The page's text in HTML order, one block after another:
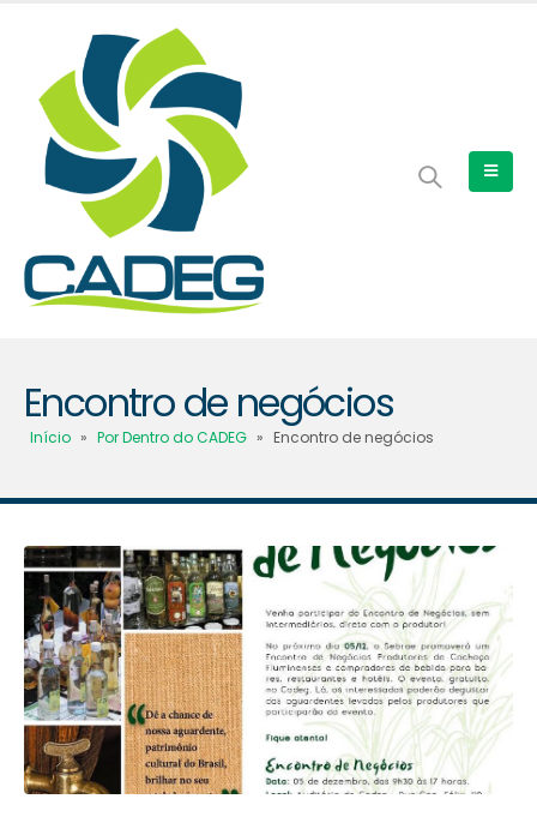
Encontro de negócios
Início » Por Dentro do CADEG » Encontro de negócios